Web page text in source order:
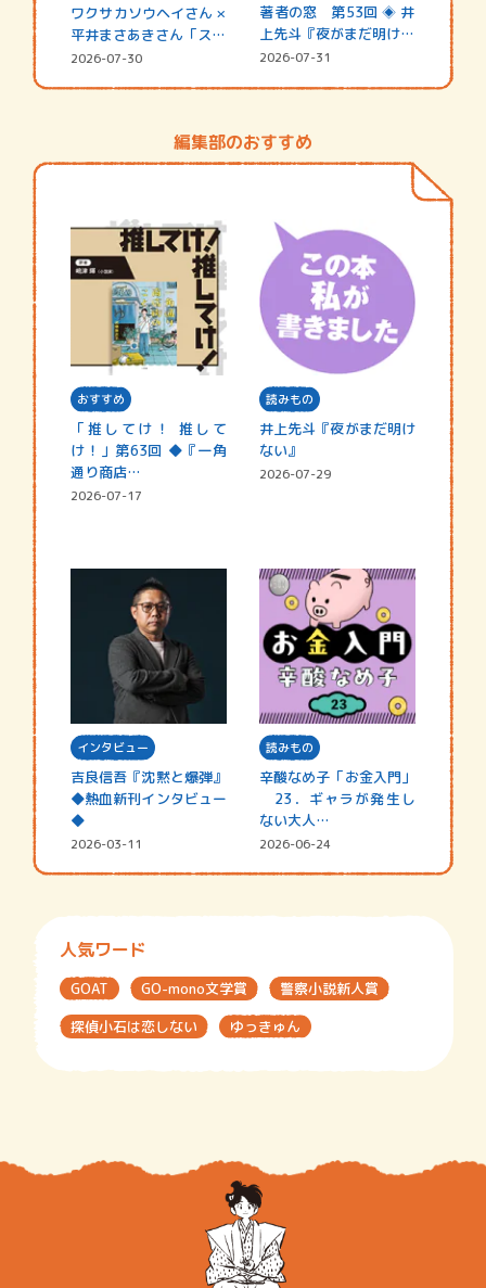
ワクサカソウヘイさん ×
平井まさあきさん「スペ
シャ…
2026-07-30
著者の窓 第53回 ◈ 井
上先斗『夜がまだ明けな
い』
2026-07-31
編集部のおすすめ
おすすめ
「推してけ！ 推して
け！」第63回 ◆『一角
通り商店…
2026-07-17
読みもの
井上先斗『夜がまだ明け
ない』
2026-07-29
インタビュー
吉良信吾『沈黙と爆弾』
◆熱血新刊インタビュー
◆
2026-03-11
読みもの
辛酸なめ子「お金入門」
23．ギャラが発生し
ない大人…
2026-06-24
人気ワード
GOAT GO-mono文学賞
警察小説新人賞
探偵小石は恋しない
ゆっきゅん